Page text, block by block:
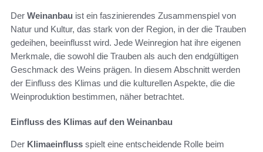
Der Weinanbau ist ein faszinierendes Zusammenspiel von
Natur und Kultur, das stark von der Region, in der die Trauben
gedeihen, beeinflusst wird. Jede Weinregion hat ihre eigenen
Merkmale, die sowohl die Trauben als auch den endgültigen
Geschmack des Weins prägen. In diesem Abschnitt werden
der Einfluss des Klimas und die kulturellen Aspekte, die die
Weinproduktion bestimmen, näher betrachtet.
Einfluss des Klimas auf den Weinanbau
Der Klimaeinfluss spielt eine entscheidende Rolle beim